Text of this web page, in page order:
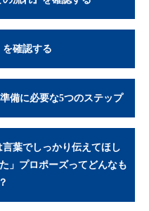
を確認する
備に必要な5つのステップ
葉でしっかり伝えてほし
」プロポーズってどんなも